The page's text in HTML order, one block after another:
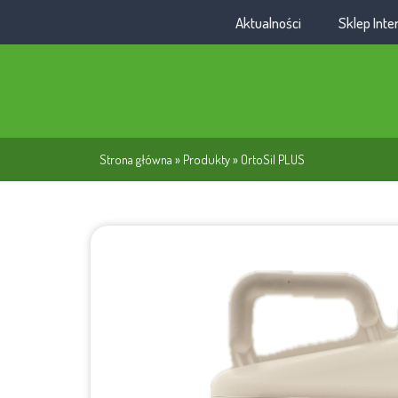
Aktualności Sklep
Strona główna » Produkty» OrtoSil PLUS